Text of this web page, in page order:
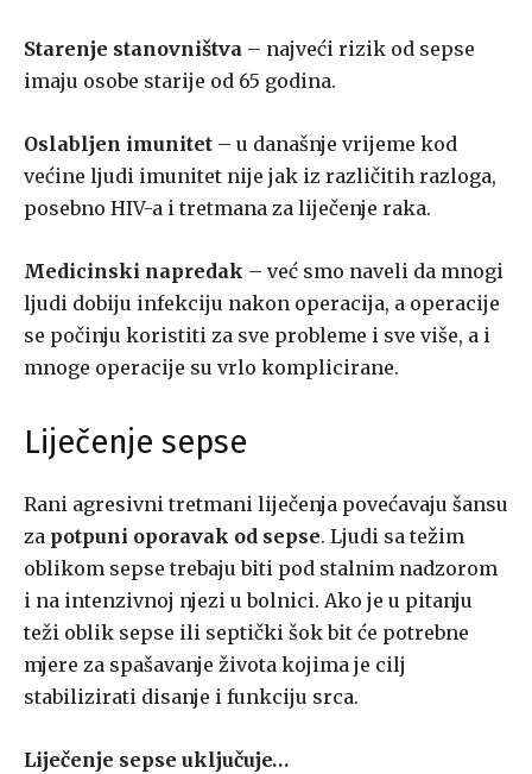
Starenje stanovništva – najveći rizik od sepse
imaju osobe starije od 65 godina.
Oslabljen imunitet – u današnje vrijeme kod
većine ljudi imunitet nije jak iz različitih razloga,
posebno HIV-a i tretmana za liječenje raka.
Medicinski napredak – već smo naveli da mnogi
ljudi dobiju infekciju nakon operacija, a operacije
se počinju koristiti za sve probleme i sve više, a i
mnoge operacije su vrlo komplicirane.
Liječenje sepse
Rani agresivni tretmani liječenja povećavaju šansu
za potpuni oporavak od sepse. Ljudi sa težim
oblikom sepse trebaju biti pod stalnim nadzorom
i na intenzivnoj njezi u bolnici. Ako je u pitanju
teži oblik sepse ili septički šok bit će potrebne
mjere za spašavanje života kojima je cilj
stabilizirati disanje i funkciju srca.
Liječenje sepse uključuje…